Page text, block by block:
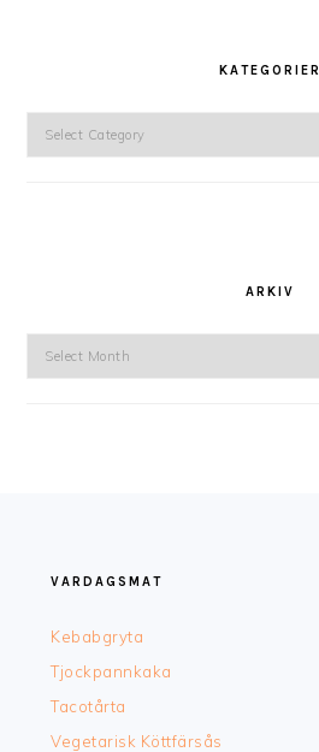
KATEGORIER
ARKIV
VARDAGSMAT
Kebabgryta
Tjockpannkaka
Tacotårta
Vegetarisk Köttfärsås